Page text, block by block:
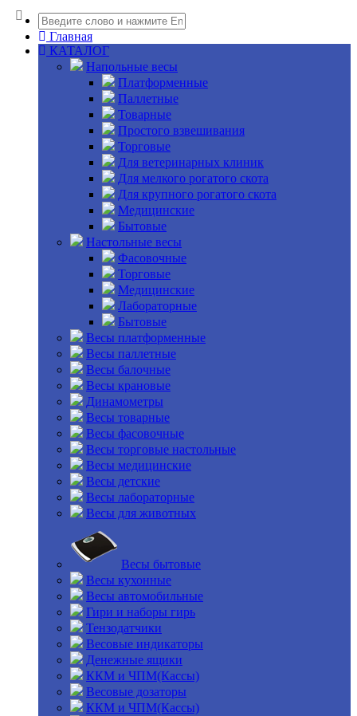
Главная
КАТАЛОГ
Напольные весы
Платформенные
Паллетные
Товарные
Простого взвешивания
Торговые
Для ветеринарных клиник
Для мелкого рогатого скота
Для крупного рогатого скота
Медицинские
Бытовые
Настольные весы
Фасовочные
Торговые
Медицинские
Лабораторные
Бытовые
Весы платформенные
Весы паллетные
Весы балочные
Весы крановые
Динамометры
Весы товарные
Весы фасовочные
Весы торговые настольные
Весы медицинские
Весы детские
Весы лабораторные
Весы для животных
Весы бытовые
Весы кухонные
Весы автомобильные
Гири и наборы гирь
Тензодатчики
Весовые индикаторы
Денежные ящики
ККМ и ЧПМ(Кассы)
Весовые дозаторы
ККМ и ЧПМ(Кассы)